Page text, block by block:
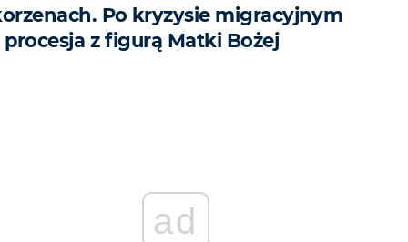
Po kryzysie migracyjnym
procesja z figurą Matki Bożej
ad